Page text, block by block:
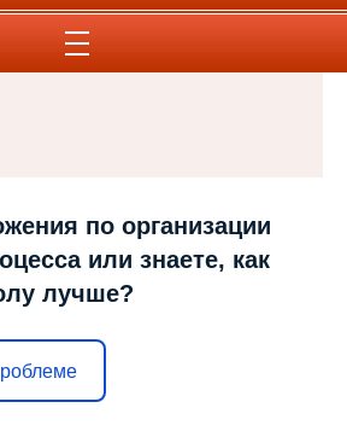
по организации
или знаете, как
лучше?